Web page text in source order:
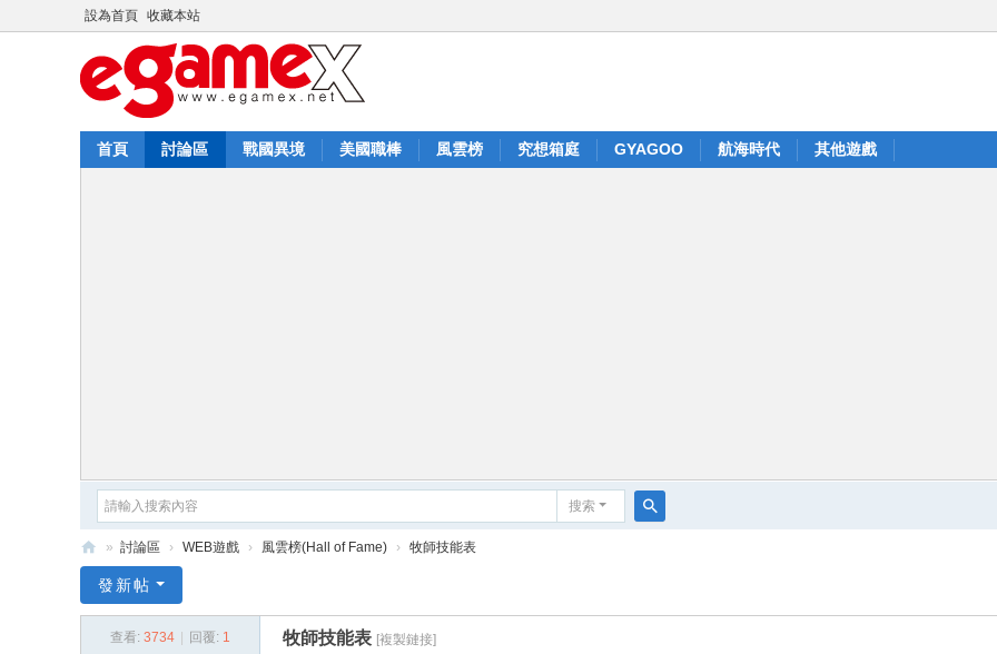
設為首頁 收藏本站
首頁 討論區 戰國異境 美國職棒 風雲榜 究想箱庭 GYAGOO 航海時代 其他遊戲
搜索
G
» 討論區 › WEB遊戲 › 風雲榜(Hall of Fame) › 牧師技能表
發新帖
查看: 3734 回覆: 1 牧師技能表 [複製鏈接]